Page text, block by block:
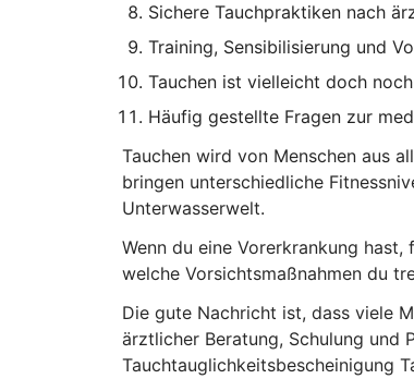
Sichere Tauchpraktiken nach
Training, Sensibilisierung und
Tauchen ist vielleicht doch
Häufig gestellte Fragen zur
Tauchen wird von Menschen aus
bringen unterschiedliche
Unterwasserwelt.
Wenn du eine Vorerkrankung
welche Vorsichtsmaßnahmen du
Die gute Nachricht ist, dass viele
ärztlicher Beratung, Schulung und
Tauchtauglichkeitsbescheinigung